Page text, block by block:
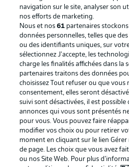
La publicité
Mentions Légales
Déclaration de
confidentialité
Travaux
navigation sur le site, analyser son
nos efforts de marketing.
Nous et nos 61partenaires stockons
données personnelles, telles que
ou des identifiants uniques, sur
sélectionnez J'accepte, les
charge les finalités affichées dans la
partenaires traitons des données
choisissez Tout refuser ou que vous
consentement, elles seront
suivi sont désactivées, il est
annonces qui vous sont présentés
pour vous. Vous pouvez faire
modifier vos choix ou pour retirer
moment en cliquant sur le lien Gérer
de page. Les choix que vous avez
ou nos Site Web. Pour plus